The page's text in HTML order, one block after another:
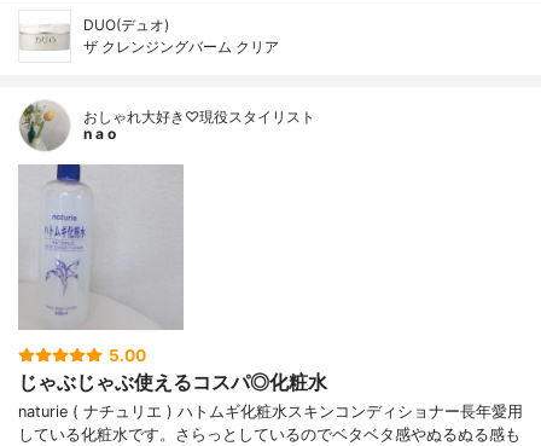
DUO(デュオ)
ザ クレンジングバーム クリア
おしゃれ大好き♡現役スタイリスト
n a o
5.00
じゃぶじゃぶ使えるコスパ◎化粧水
naturie ( ナチュリエ ) ハトムギ化粧水スキンコンディショナー長年愛用
している化粧水です。さらっとしているのでベタベタ感やぬるぬる感も